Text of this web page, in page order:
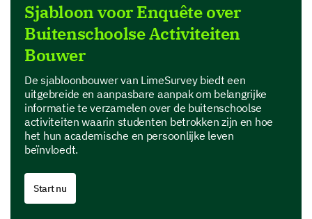
In this section, we are interested in your perspective
on specific features of our product.
Which features of our product do you find most
useful? (Select all that apply)
Feature A
Feature B
Feature D
Sjabloon voor Enquête over
Buitenschoolse Activiteiten
Bouwer
De sjabloonbouwer van LimeSurvey biedt een
uitgebreide en aanpasbare aanpak om belangrijke
informatie te verzamelen over de buitenschoolse
activiteiten waarin studenten betrokken zijn en hoe
het hun academische en persoonlijke leven
beïnvloedt.
Start nu